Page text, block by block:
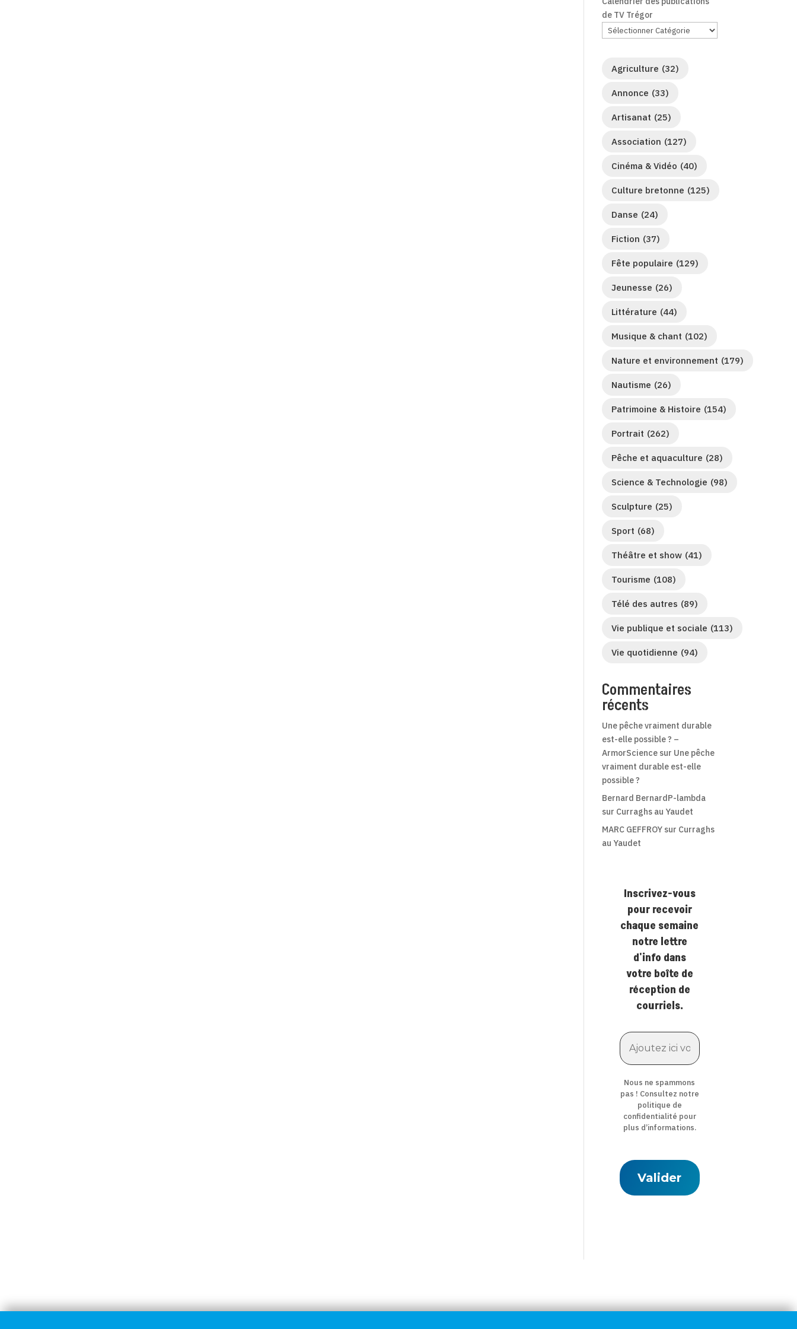
de TV Trégor
Agriculture (32)
Annonce (33)
Artisanat (25)
Association (127)
Cinéma & Vidéo (40)
Culture bretonne (125)
Danse (24)
Fiction (37)
Fête populaire (129)
Jeunesse (26)
Littérature (44)
Musique & chant (102)
Nature et environnement (179)
Nautisme (26)
Patrimoine & Histoire (154)
Portrait (262)
Pêche et aquaculture (28)
Science & Technologie (98)
Sculpture (25)
Sport (68)
Théâtre et show (41)
Tourisme (108)
Télé des autres (89)
Vie publique et sociale (113)
Vie quotidienne (94)
Commentaires
récents
Une pêche vraiment durable
est-elle possible ? –
ArmorScience sur Une pêche
vraiment durable est-elle
possible ?
Bernard BernardP-lambda
sur Curraghs au Yaudet
MARC GEFFROY sur Curraghs
au Yaudet
Inscrivez-vous
pour recevoir
chaque semaine
notre lettre
d'info dans
votre boîte de
réception de
courriels.
Nous ne spammons
pas ! Consultez notre
politique de
confidentialité pour
plus d’informations.